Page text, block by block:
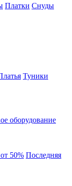
Платки Снуды
Туники
оборудование
50% Последняя